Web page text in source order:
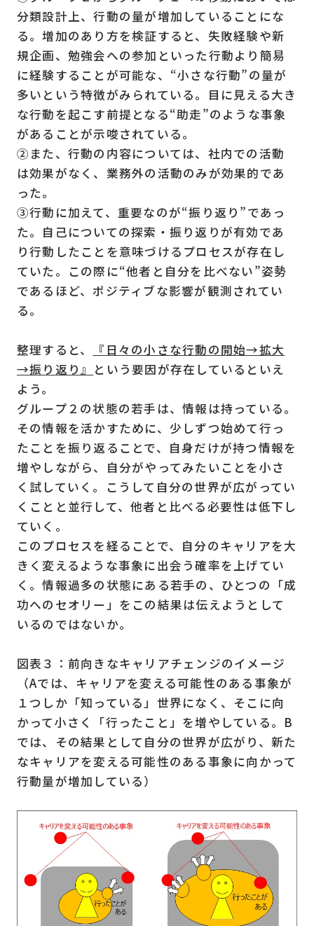
分類設計上、行動の量が増加していることにな
る。増加のあり方を検証すると、失敗経験や新
規企画、勉強会への参加といった行動より簡易
に経験することが可能な、“小さな行動”の量が
多いという特徴がみられている。目に見える大き
な行動を起こす前提となる“助走”のような事象
があることが示唆されている。
②また、行動の内容については、社内での活動
は効果がなく、業務外の活動のみが効果的であ
った。
③行動に加えて、重要なのが“振り返り”であっ
た。自己についての探索・振り返りが有効であ
り行動したことを意味づけるプロセスが存在し
ていた。この際に“他者と自分を比べない”姿勢
であるほど、ポジティブな影響が観測されてい
る。
整理すると、
『日々の小さな行動の開始→拡大
→振り返り』 という要因が存在しているといえ
よう。
グループ２の状態の若手は、情報は持っている。
その情報を活かすために、少しずつ始めて行っ
たことを振り返ることで、自身だけが持つ情報を
増やしながら、自分がやってみたいことを小さ
く試していく。こうして自分の世界が広がってい
くことと並行して、他者と比べる必要性は低下し
ていく。
このプロセスを経ることで、自分のキャリアを大
きく変えるような事象に出会う確率を上げてい
く。情報過多の状態にある若手の、ひとつの「成
功へのセオリー」をこの結果は伝えようとして
いるのではないか。
図表３：前向きなキャリアチェンジのイメージ
（Aでは、キャリアを変える可能性のある事象が
１つしか「知っている」世界になく、そこに向
かって小さく「行ったこと」を増やしている。B
では、その結果として自分の世界が広がり、新た
なキャリアを変える可能性のある事象に向かって
行動量が増加している）